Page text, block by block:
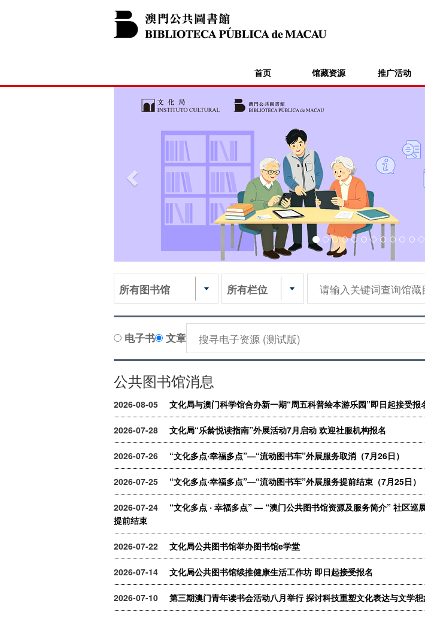
首页 馆藏资源 推广活动
澳门公共图书馆主页
所有图书馆 所有栏位
关键词
电子书 文章
公共图书馆消息
2026-08-05 文化局与澳门科学馆合办新一期“周五科普绘本游乐园”即日起接受报
2026-07-28 文化局“乐龄悦读指南”外展活动7月启动 欢迎社服机构报名
2026-07-26 “文化多点‧幸福多点”—“流动图书车”外展服务取消（7月26日）
2026-07-25 “文化多点‧幸福多点”—“流动图书车”外展服务提前结束（7月25日）
2026-07-24
“文化多点 ‧ 幸福多点” — “澳门公共图书馆资源及服务简介” 社区巡
提前结束
2026-07-22 文化局公共图书馆举办图书馆e学堂
2026-07-14 文化局公共图书馆续推健康生活工作坊 即日起接受报名
2026-07-10 第三期澳门青年读书会活动八月举行 探讨科技重塑文化表达与文学想